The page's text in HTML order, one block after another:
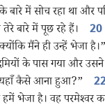
बारे में सोच रहा था और
बारे में पूछ रहे हैं।
20
मैंने ही उन्हें भेजा है।”
के पास गया और
यहाँ कैसे आना हुआ?”
भेजा है। वह परमेश्‍वर